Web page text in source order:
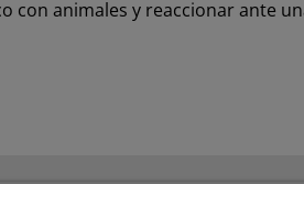
con animales y reaccionar ante